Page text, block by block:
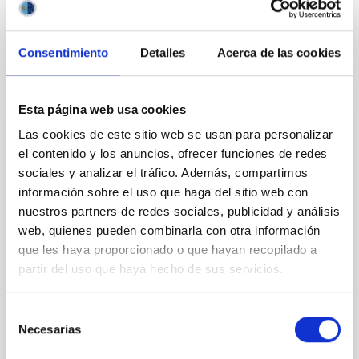
Consentimiento Detalles Acerca de las cookies
Esta página web usa cookies
Las cookies de este sitio web se usan para personalizar
el contenido y los anuncios, ofrecer funciones de redes
sociales y analizar el tráfico. Además, compartimos
información sobre el uso que haga del sitio web con
nuestros partners de redes sociales, publicidad y análisis
web, quienes pueden combinarla con otra información
que les haya proporcionado o que hayan recopilado a
partir del uso que haya hecho de sus servicios.
Necesarias
JOB
UN TITULADO/A SUPERIOR, FUERA DE
CONVENIO, EN LA MODALIDAD DE
CONTRATO LABORAL DE OBRA O
SERVICIO PARA LA REALIZACIÓN DE UN
PROYECTO ESPECÍFICO DE
INVESTIGACIÓN CIENTÍFICA O TÉCNICA.
INGENIERO/A INFORMÁTICO-ENERGY
EFFICIENCY LABS-EELABS (REF. PS-2019-